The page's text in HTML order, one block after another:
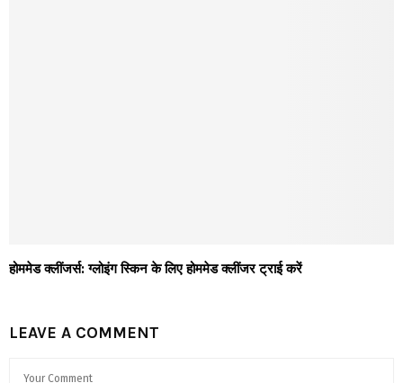
होममेड क्लींजर्स: ग्लोइंग स्किन के लिए होममेड क्लींजर ट्राई करें
LEAVE A COMMENT